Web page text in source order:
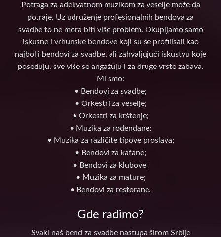
Potraga za adekvatnom muzikom za veselje može da
potraje. Uz udruženje profesionalnih bendova za
svadbe to ne mora biti više problem. Okupljamo samo
iskusne i vrhunske bendove koji su se profilisali kao
najbolji bendovi za svadbe, ali zahvaljujući iskustvu koje
poseduju, sve više se angažuju i za druge vrste zabava.
Mi smo:
• Bendovi za svadbe;
• Orkestri za veselje;
• Orkestri za krštenje;
• Muzika za rođendane;
• Muzika za različite tipove proslava;
• Bendovi za kafane;
• Bendovi za klubove;
• Muzika za mature;
• Bendovi za restorane.
Gde radimo?
Svaki naš bend za svadbe nastupa širom Srbije